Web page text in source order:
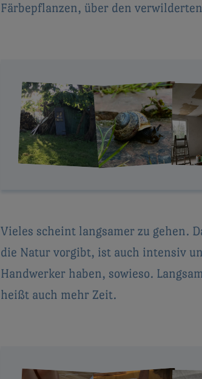
Färbepflanzen, über den
Vieles scheint langsamer zu gehen.
die Natur vorgibt, ist auch intensiv
Handwerker haben, sowieso.
heißt auch mehr Zeit.